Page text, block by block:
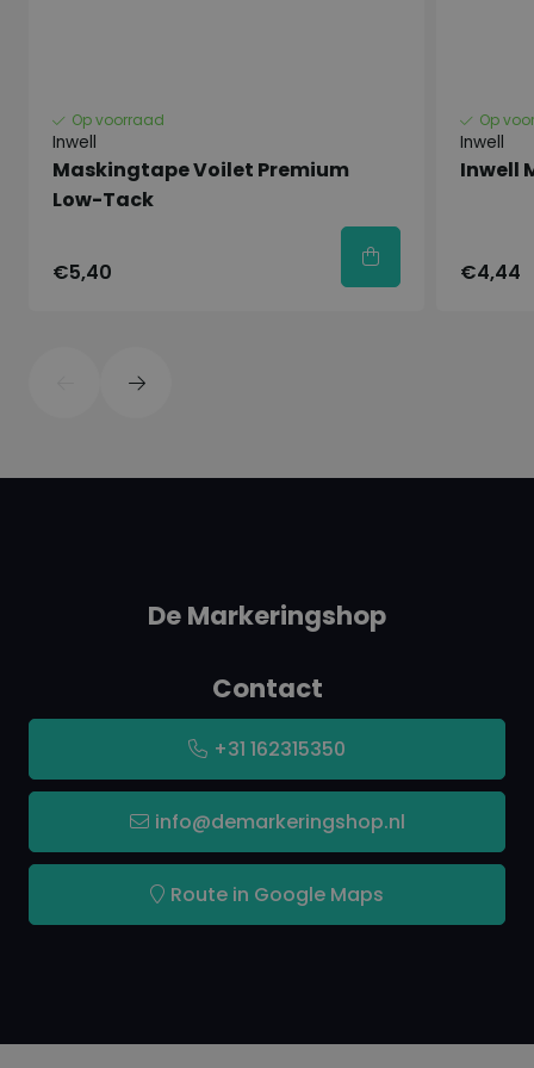
Kras-en stootvast
lang kleurbehoud
Uitstekende hechting
Fysische en Chemische
Kleur : Diverse (RAL) kleuren
Hittebestendig: Tot 110°C
Verbruik: 1 tot2 m2per laag, afhankelijk van object
en verwerkingsmethode
Op voorraad
Inwell
Maskingtape Voilet Premium
Low-Tack
€5,40
Op
Inwell
Inwell
€4,44
De Markeringshop
Contact
+31 162315350
info@demarkeringshop.nl
Route in Google Maps